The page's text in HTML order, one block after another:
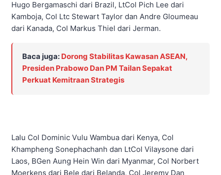
Hugo Bergamaschi dari Brazil, LtCol Pich Lee dari
Kamboja, Col Ltc Stewart Taylor dan Andre Gloumeau
dari Kanada, Col Markus Thiel dari Jerman.
Baca juga: Dorong Stabilitas Kawasan ASEAN,
Presiden Prabowo Dan PM Tailan Sepakat
Perkuat Kemitraan Strategis
Lalu Col Dominic Vulu Wambua dari Kenya, Col
Khampheng Sonephachanh dan LtCol Vilaysone dari
Laos, BGen Aung Hein Win dari Myanmar, Col Norbert
Moerkens dari Bele dari Belanda, Col Jeremy Dan